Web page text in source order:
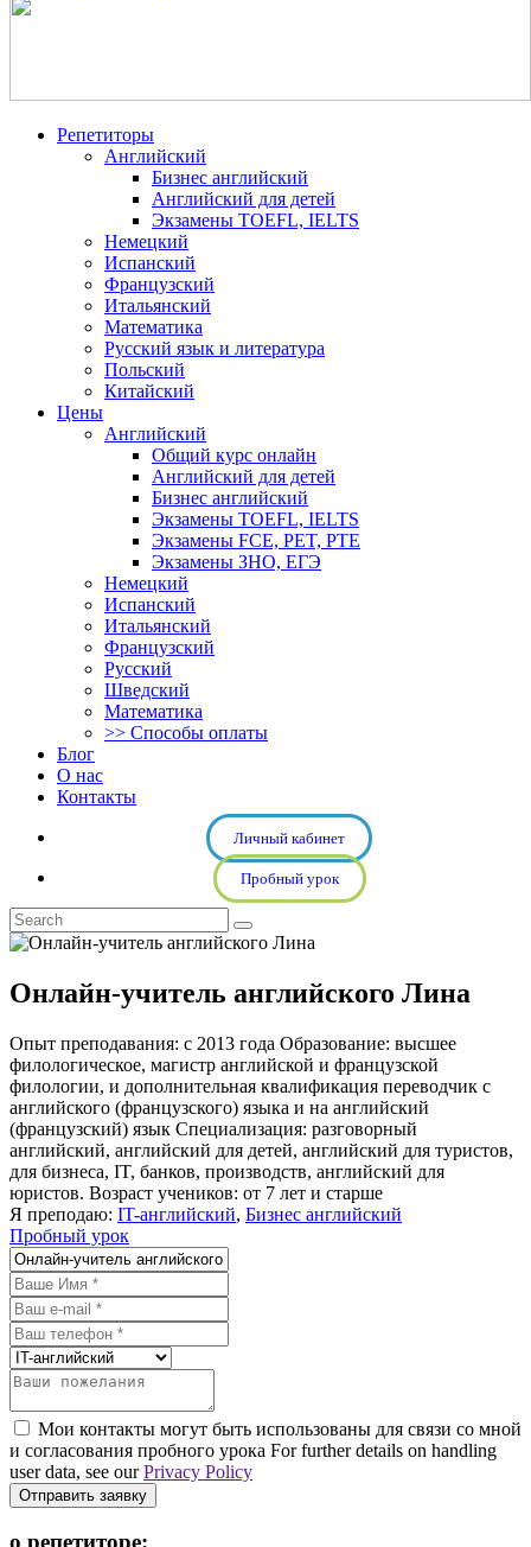
Репетиторы
Английский
Бизнес английский
Английский для детей
Экзамены TOEFL, IELTS
Немецкий
Испанский
Французский
Итальянский
Математика
Русский язык и литература
Польский
Китайский
Цены
Английский
Общий курс онлайн
Английский для детей
Бизнес английский
Экзамены TOEFL, IELTS
Экзамены FCE, PET, PTE
Экзамены ЗНО, ЕГЭ
Немецкий
Испанский
Итальянский
Французский
Русский
Шведский
Математика
>> Способы оплаты
Блог
О нас
Контакты
Личный кабинет
Пробный урок
Онлайн-учитель английского Лина
Опыт преподавания: с 2013 года Образование: высшее
филологическое, магистр английской и французской
филологии, и дополнительная квалификация переводчик с
английского (французского) языка и на английский
(французский) язык Специализация: разговорный
английский, английский для детей, английский для туристов,
для бизнеса, IT, банков, производств, английский для
юристов. Возраст учеников: от 7 лет и старше
Я преподаю: IT-английский, Бизнес английский
Пробный урок
Мои контакты могут быть использованы для связи со мной
и согласования пробного урока For further details on handling
user data, see ourPrivacy Policy
Отправить заявку